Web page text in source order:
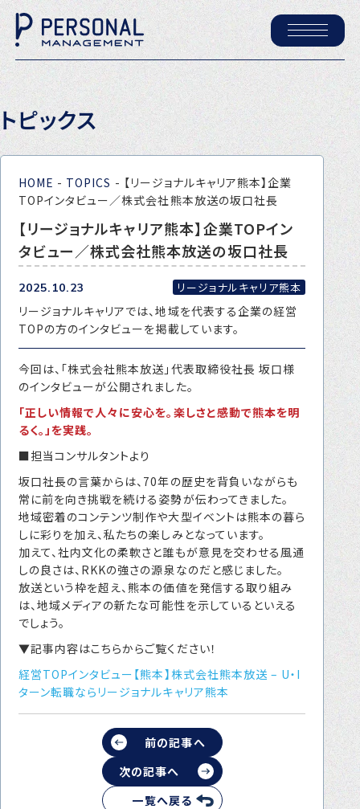
ホーム
パーソナル・マネジメントについて
会社概要
採用情報
トピックス
ニュース
転職をお考えの方へ
転職エージェントサービス
転職者の声
キャリア採用をお考えの企業様へ
選ばれる４つの理由
４つの特長で解決
独自の採用スキーム
お問い合わせ
プライバシーポリシー
トピックス
HOME - TOPICS - 【リージョナルキャリア熊本】企業
TOPインタビュー／株式会社熊本放送の坂口社長
【リージョナルキャリア熊本】企業TOPイン
タビュー／株式会社熊本放送の坂口社長
2025.10.23 リージョナルキャリア熊本
リージョナルキャリアでは、地域を代表する企業の経営
TOPの方のインタビューを掲載しています。
今回は、「株式会社熊本放送」代表取締役社長 坂口様
のインタビューが公開されました。
「正しい情報で人々に安心を。楽しさと感動で熊本を明
るく。」を実践。
■担当コンサルタントより
坂口社長の言葉からは、70年の歴史を背負いながらも
常に前を向き挑戦を続ける姿勢が伝わってきました。
地域密着のコンテンツ制作や大型イベントは熊本の暮ら
しに彩りを加え、私たちの楽しみとなっています。
加えて、社内文化の柔軟さと誰もが意見を交わせる風通
しの良さは、RKKの強さの源泉なのだと感じました。
放送という枠を超え、熊本の価値を発信する取り組み
は、地域メディアの新たな可能性を示しているといえる
でしょう。
▼記事内容はこちらからご覧ください！
経営TOPインタビュー【熊本】株式会社熊本放送 – U・I
ターン転職ならリージョナルキャリア熊本
前の記事へ
一覧へ戻る
次の記事へ